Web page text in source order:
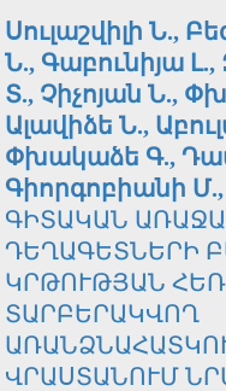
Սուլաշվիլի Ն.,
Ն., Գաբունիյա
Տ., Չիչոյան Ն.,
Ալավիձե Ն.,
Փխակաձե Գ.,
Գիորգոբիանի
ԳԻՏԱԿԱՆ
ԴԵՂԱԳԵՏՆԵՐԻ
ԿՐԹՈՒԹՅԱՆ
ՏԱՐԲԵՐԱԿՎՈՂ
ՎՐԱՍՏԱՆՈՒՄ